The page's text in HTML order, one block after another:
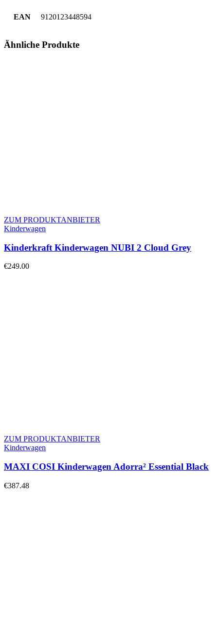
EAN 9120123448594
Ähnliche Produkte
ZUM PRODUKTANBIETER
Kinderwagen
Kinderkraft Kinderwagen NUBI 2 Cloud Grey
€249.00
ZUM PRODUKTANBIETER
Kinderwagen
MAXI COSI Kinderwagen Adorra² Essential Black
€387.48